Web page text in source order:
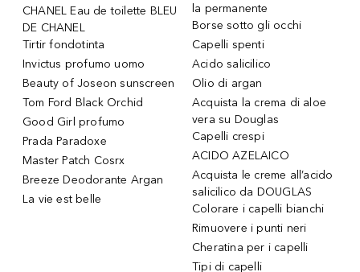
CHANEL Eau de toilette BLEU
DE CHANEL
Tirtir fondotinta
Invictus profumo uomo
Beauty of Joseon sunscreen
Tom Ford Black Orchid
Good Girl profumo
Prada Paradoxe
Master Patch Cosrx
Breeze Deodorante Argan
La vie est belle
la permanente
Borse sotto gli occhi
Capelli spenti
Acido salicilico
Olio di argan
Acquista la crema di aloe
vera su Douglas
Capelli crespi
ACIDO AZELAICO
Acquista le creme all’acido
salicilico da DOUGLAS
Colorare i capelli bianchi
Rimuovere i punti neri
Cheratina per i capelli
Tipi di capelli